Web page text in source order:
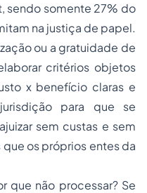
sendo somente 27% do
na justiça de papel.
ou a gratuidade de
critérios objetos
x benefício claras e
para que se
sem custas e sem
os próprios entes da
que não processar? Se